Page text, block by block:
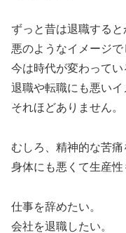
ずっと昔は退職する
悪のようなイメージで
今は時代が変わってい
退職や転職にも悪いイ
それほどありません。
むしろ、精神的な苦
身体にも悪くて生産性
仕事を辞めたい。
会社を退職したい。